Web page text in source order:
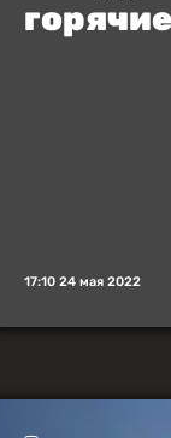
17:10 24 мая 2022